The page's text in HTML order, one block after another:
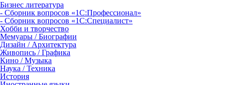
Бизнес литература
- Сборник вопросов «1С:Профессионал»
- Сборник вопросов «1С:Специалист»
Хобби и творчество
Мемуары / Биографии
Дизайн / Архитектура
Живопись / Графика
Кино / Музыка
Наука / Техника
История